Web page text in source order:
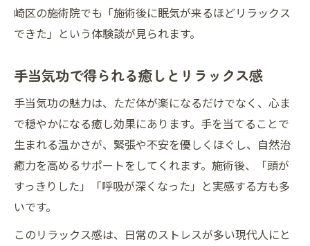
崎区の施術院でも「施術後に眠気が来るほどリラックス
できた」という体験談が見られます。
手当気功で得られる癒しとリラックス感
手当気功の魅力は、ただ体が楽になるだけでなく、心ま
で穏やかになる癒し効果にあります。手を当てることで
生まれる温かさが、緊張や不安を優しくほぐし、自然治
癒力を高めるサポートをしてくれます。施術後、「頭が
すっきりした」「呼吸が深くなった」と実感する方も多
いです。
このリラックス感は、日常のストレスが多い現代人にと